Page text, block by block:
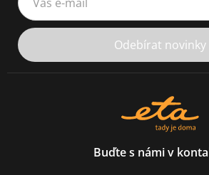
Odebírat novinky
Buďte s námi v